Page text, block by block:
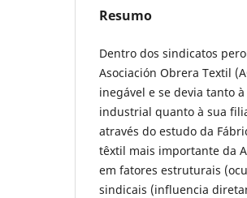
Resumo
Dentro dos sindicatos
Asociación Obrera Textil
inegável e se devia tanto
industrial quanto à sua
através do estudo da
têxtil mais importante da
em fatores estruturais
sindicais (influencia